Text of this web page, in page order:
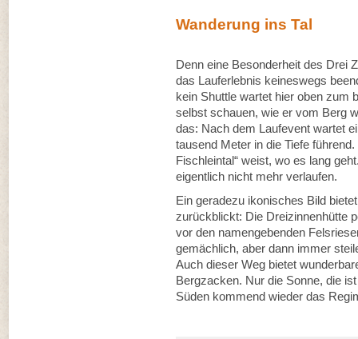
Wanderung ins Tal
Denn eine Besonderheit des Drei
das Lauferlebnis keineswegs
kein Shuttle wartet hier oben zum
selbst schauen, wie er vom Berg
das: Nach dem Laufevent wartet
tausend Meter in die Tiefe
Fischleintal“ weist, wo es lang
eigentlich nicht mehr verlaufen.
Ein geradezu ikonisches Bild
zurückblickt: Die Dreizinnenhütte
vor den namengebenden
gemächlich, aber dann immer
Auch dieser Weg bietet
Bergzacken. Nur die Sonne, die
Süden kommend wieder das